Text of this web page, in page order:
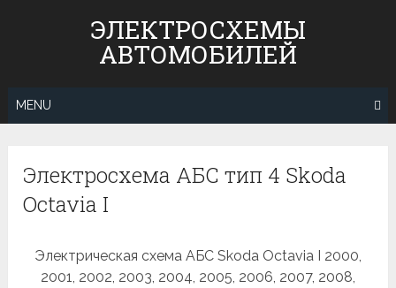
ЭЛЕКТРОСХЕМЫ
АВТОМОБИЛЕЙ
MENU
Электросхема АБС тип 4 Skoda
Octavia I
Электрическая схема АБС Skoda Octavia I 2000,
2001, 2002, 2003, 2004, 2005, 2006, 2007, 2008,